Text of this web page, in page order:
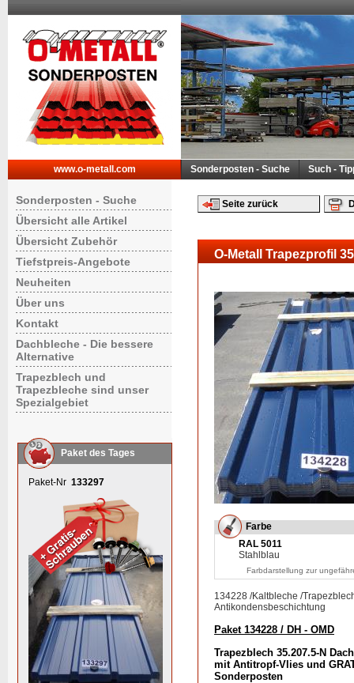
www.o-metall.com Sonderposten - Suche Such -
Sonderposten - Suche
Übersicht alle Artikel
Übersicht Zubehör
Tiefstpreis-Angebote
Neuheiten
Über uns
Kontakt
Dachbleche - Die bessere
Alternative
Trapezblech und
Trapezbleche sind unser
Spezialgebiet
Paket des Tages
Paket-Nr 133297
Seite zurück
O-Metall Trapezprofil
Farbe
RAL 5011
Stahlblau
Farbdarstellung zur
134228 /Kaltbleche /
Antikondensbeschichtung
Paket 134228 / DH - OMD
Trapezblech 35.207.5-N Dach
mit Antitropf-Vlies und
Sonderposten